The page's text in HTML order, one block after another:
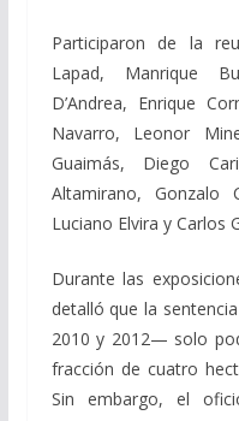
Participaron de la
Lapad, Manrique
D’Andrea, Enrique
Navarro, Leonor
Guaimás, Diego
Altamirano, Gonzalo
Luciano Elvira y Carlos
Durante las
detalló que la
2010 y 2012— solo
fracción de cuatro
Sin embargo, el